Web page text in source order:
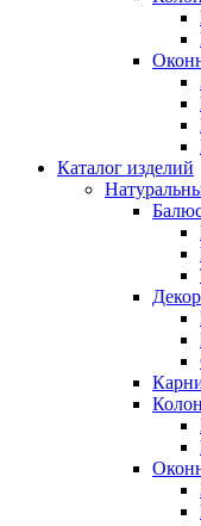
Каталог изделий